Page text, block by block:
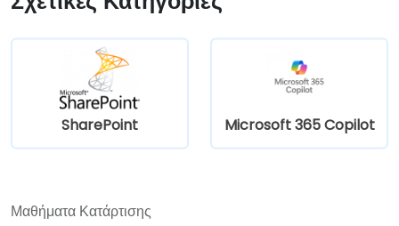
SharePoint Microsoft 365 Copilot
Μαθήματα Κατάρτισης